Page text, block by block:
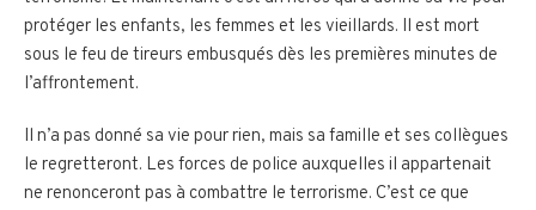
protéger les enfants, les femmes et les vieillards. Il est mort
sous le feu de tireurs embusqués dès les premières minutes de
l’affrontement.
Il n’a pas donné sa vie pour rien, mais sa famille et ses collègues
le regretteront. Les forces de police auxquelles il appartenait
ne renonceront pas à combattre le terrorisme. C’est ce que